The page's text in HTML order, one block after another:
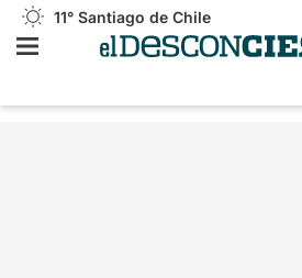
11° Santiago de Chile